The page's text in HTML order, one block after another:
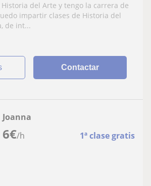
del Arte y tengo la carrera de
impartir clases de Historia del
de int...
Contactar
6€/h 1ª clase gratis
Joanna